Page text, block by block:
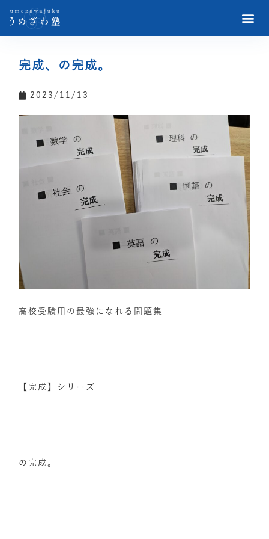
完成、の完成。
2023/11/13
高校受験用の最強になれる問題集
【完成】シリーズ
の完成。